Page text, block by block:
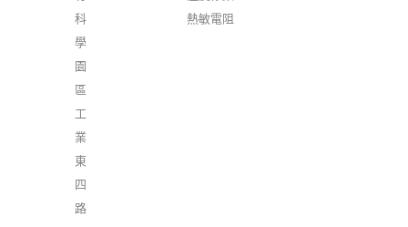
科
學
園
區
工
業
東
四
路
熱敏電阻